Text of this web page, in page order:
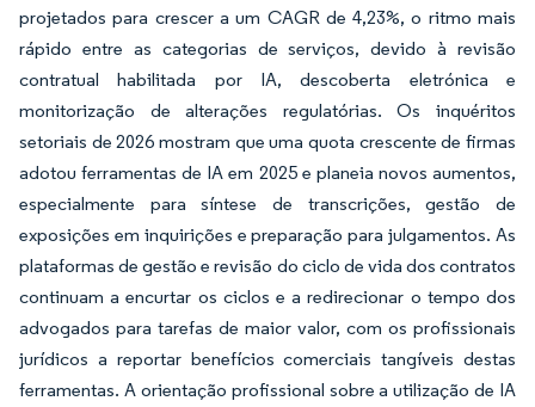
projetados para crescer a um CAGR de 4,23%, o ritmo mais
rápido entre as categorias de serviços, devido à revisão
contratual habilitada por IA, descoberta eletrónica e
monitorização de alterações regulatórias. Os inquéritos
setoriais de 2026 mostram que uma quota crescente de firmas
adotou ferramentas de IA em 2025 e planeia novos aumentos,
especialmente para síntese de transcrições, gestão de
exposições em inquirições e preparação para julgamentos. As
plataformas de gestão e revisão do ciclo de vida dos contratos
continuam a encurtar os ciclos e a redirecionar o tempo dos
advogados para tarefas de maior valor, com os profissionais
jurídicos a reportar benefícios comerciais tangíveis destas
ferramentas. A orientação profissional sobre a utilização de IA